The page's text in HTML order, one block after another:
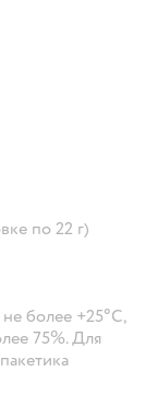
по 22 г)
более +25°С,
75%. Для